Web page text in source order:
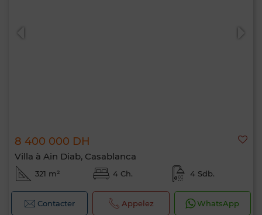
8 400 000 DH
Villa à Ain Diab, Casablanca
321 m² 4 Ch. 4 Sdb.
Contacter Appelez WhatsApp